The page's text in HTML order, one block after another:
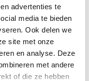
advertenties te
media te bieden
Ook delen we
site met onze
en analyse. Deze
met andere
of die ze hebben
De
Er zijn diverse
statuten af te